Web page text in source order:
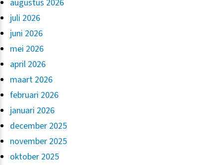
augustus 2026
juli 2026
juni 2026
mei 2026
april 2026
maart 2026
februari 2026
januari 2026
december 2025
november 2025
oktober 2025